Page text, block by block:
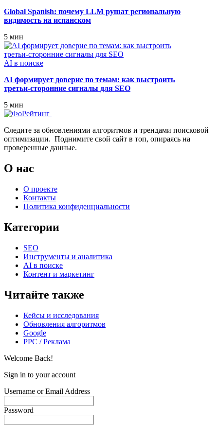
Global Spanish: почему LLM рушат региональную
видимость на испанском
5 мин
AI в поиске
AI формирует доверие по темам: как выстроить
третьи‑сторонние сигналы для SEO
5 мин
Следите за обновлениями алгоритмов и трендами поисковой
оптимизации. Поднимите свой сайт в топ, опираясь на
проверенные данные.
О нас
О проекте
Контакты
Политика конфиденциальности
Категории
SEO
Инструменты и аналитика
AI в поиске
Контент и маркетинг
Читайте также
Кейсы и исследования
Обновления алгоритмов
Google
PPC / Реклама
Welcome Back!
Sign in to your account
Username or Email Address
Password